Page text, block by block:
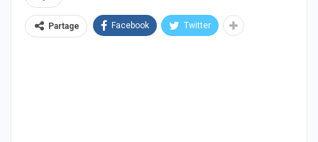
Partage Facebook Twitter